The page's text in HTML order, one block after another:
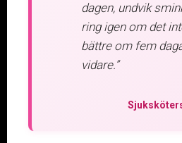
dagen, undvik
ring igen om det
bättre om fem
vidare.”